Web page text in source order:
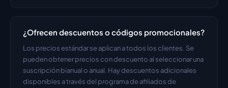
¿Ofrecen descuentos o códigos promocionales?
Los precios estándar se aplican a todos los clientes. Se
pueden obtener precios con descuento al seleccionar una
suscripción bianual o anual. Hay descuentos adicionales
disponibles a través del programa de afiliados de